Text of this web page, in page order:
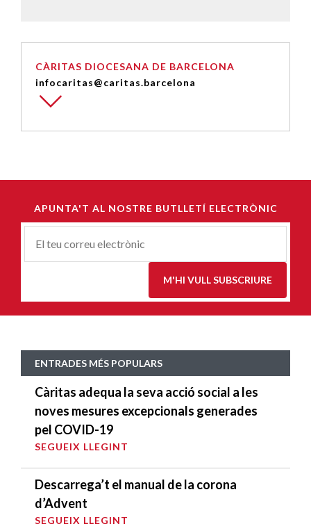
CÀRITAS DIOCESANA DE BARCELONA
infocaritas@caritas.barcelona
APUNTA'T AL NOSTRE BUTLLETÍ ELECTRÒNIC
Correu-
M'HI VULL SUBSCRIURE
ENTRADES MÉS POPULARS
Càritas adequa la seva acció social a les
noves mesures excepcionals generades
pel COVID-19
SEGUEIX LLEGINT
Descarrega’t el manual de la corona
d’Advent
SEGUEIX LLEGINT